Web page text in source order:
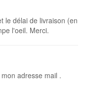
le délai de livraison (en
l'oeil. Merci.
adresse mail .